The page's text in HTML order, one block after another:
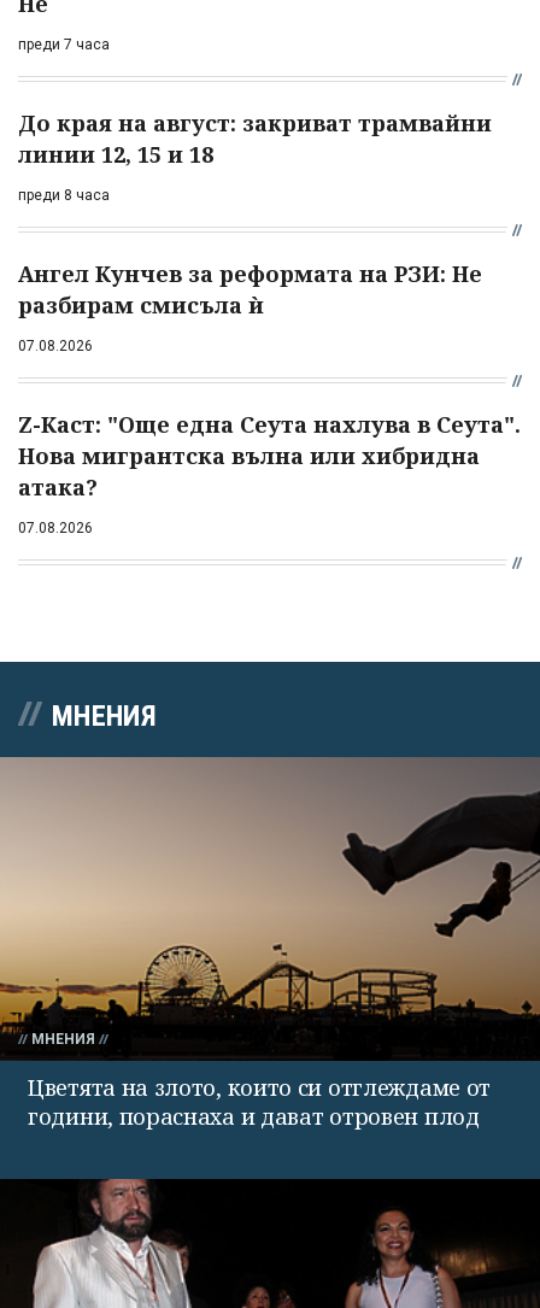
преди 7 часа
До края на август: закриват трамвайни
линии 12, 15 и 18
преди 8 часа
Ангел Кунчев за реформата на РЗИ: Не
разбирам смисъла ѝ
07.08.2026
Z-Каст: "Още една Сеута нахлува в Сеута".
Нова мигрантска вълна или хибридна
атака?
07.08.2026
МНЕНИЯ
МНЕНИЯ
Цветята на злото, които си отглеждаме от
години, пораснаха и дават отровен плод